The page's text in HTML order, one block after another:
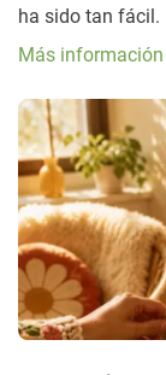
ha sido tan fácil.
Más información